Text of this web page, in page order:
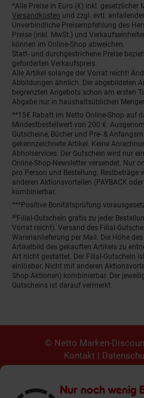
Nur noch wenig
Fußnoten
*Alle Preise in Euro (€) inkl. gesetzlicher
Versandkosten und zzgl. evtl.
Unverbindliche Preisempfehlung des
Preise (inkl. MwSt.) und
können im Online-Shop abweichen.
Statt- und durchgestrichene Preise
geforderten Verkaufspreis.
Alle Artikel solange der Vorrat reicht!
Abbildungen ähnlich. Die abgebildeten
begrenzten Angebots schon am ersten
Abgabe nur in haushaltsüblichen
**15€ Rabatt im Netto Online-Shop auf
Mindestbestellwert von 200 €.
Gutscheine, Bücher und Pre- &
gekennzeichnete Artikel. Keine
Abholservices. Der Gutschein wird nur
Online-Shop-Newsletter versendet. Nur
pro Person und Bestellung.
anderen Aktionsvorteilen (PAYBACK
kombinierbar.
***Positive Bonitätsprüfung
²⁰Filial-Gutschein gratis zu jeder
Vorrat reicht). Versand des Filial-
Warenanlieferung per Mail. Die Höhe
Artikelbild des gekauften Artikels zu
Art nicht gestattet. Der Filial-Gutschein
einlösbar. Nicht mit anderen
Shop-Aktionen) kombinierbar. Der
Gutscheins ist darauf vermerkt.
© Netto Marken-
Kontakt |